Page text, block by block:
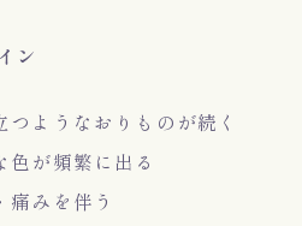
ン
ようなおりものが続く
色が頻繁に出る
痛みを伴う